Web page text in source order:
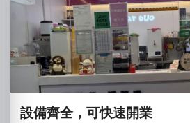
設備齊全，可快速開業